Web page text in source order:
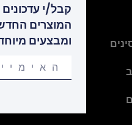
קבל/י עדכונים
המוצרים
ומבצעים
email